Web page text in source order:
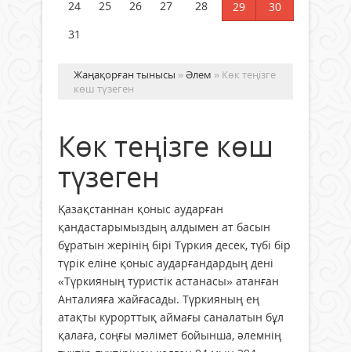
24
25 26 27 28 29
30
31
Жаңақорған тынысы »Әлем » Көк теңізге
көш түзеген
Көк теңізге көш
түзеген
Қазақстаннан қоныс аударған
қандастарымыздың алдымен ат басын
бұратын жерінің бірі Түркия десек, түбі бір
түрік еліне қоныс аударғандардың дені
«Түркияның туристік астанасы» атанған
Анталия­ға жайғасады. Түркияның ең
атақты курорттық аймағы саналатын бұл
қалаға, соңғы мәлімет бойынша, әлемнің